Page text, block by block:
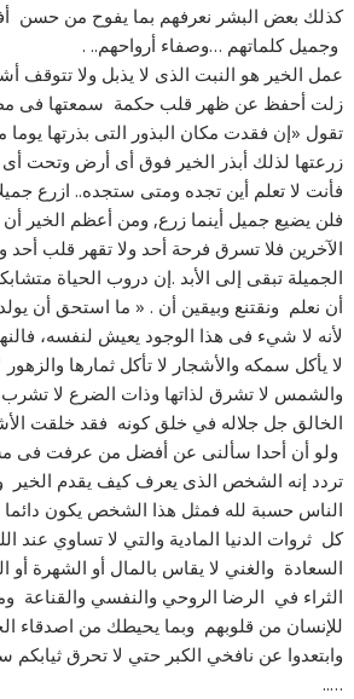
كذلك بعض البشر نعرفهم بما يفوح من حسن
وجميل كلماتهم …وصفاء أرواحهم.. .
عمل الخير هو النبت الذى لا يذبل ولا تتوقف
زلت أحفظ عن ظهر قلب حكمة سمعتها فى
تقول «إن فقدت مكان البذور التى بذرتها يوما
زرعتها لذلك أبذر الخير فوق أى أرض
فأنت لا تعلم أين تجده ومتى ستجده.. ازرع
فلن يضيع جميل أينما زرع, ومن أعظم الخير
الآخرين فلا تسرق فرحة أحد ولا تقهر قلب أحد
الجميلة تبقى إلى الأبد .إن دروب الحياة
أن نعلم ونقتنع وبيقين أن . « ما استحق أن
لأنه لا شيء فى هذا الوجود يعيش لنفسه،
لا يأكل سمكه والأشجار لا تأكل ثمارها والزهور
والشمس لا تشرق لذاتها وذات الضرع لا
الخالق جل جلاله في خلق كونه فقد خلقت
ولو أن أحدا سألنى عن أفضل من عرفت فى
تردد إنه الشخص الذى يعرف كيف يقدم الخير
الناس حسبة لله فمثل هذا الشخص يكون
كل ثروات الدنيا المادية والتي لا تساوي عند
السعادة والغني لا يقاس بالمال أو الشهرة أو
الثراء في الرضا الروحي والنفسي والقناعة
للإنسان من قلوبهم وبما يحيطك من اصدقاء
وابتعدوا عن نافخي الكبر حتي لا تحرق
…..